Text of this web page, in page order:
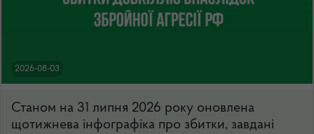
2026-08-03
Станом на 31 липня 2026 року оновлена
щотижнева інфографіка про збитки, завдані